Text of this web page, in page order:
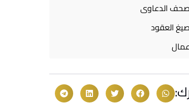
صحف الدعاوى
صيغ العقود